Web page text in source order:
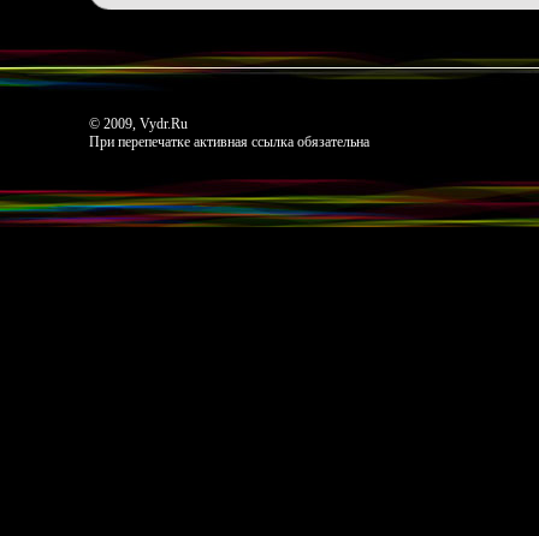
© 2009, Vydr.Ru
При перепечатке активная ссылка обязательна